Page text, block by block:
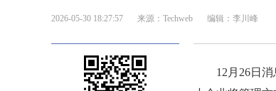
2026-05-30 18:27:57 来源：Techweb 编辑：李川峰
12月26日消息